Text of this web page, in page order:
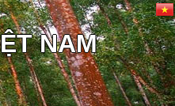
NAM